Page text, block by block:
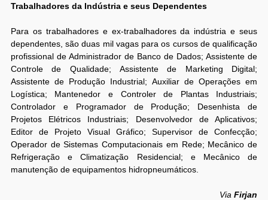
Trabalhadores da Indústria e seus Dependentes
Para os trabalhadores e ex-trabalhadores da indústria e seus
dependentes, são duas mil vagas para os cursos de qualificação
profissional de Administrador de Banco de Dados; Assistente de
Controle de Qualidade; Assistente de Marketing Digital;
Assistente de Produção Industrial; Auxiliar de Operações em
Logística; Mantenedor e Controler de Plantas Industriais;
Controlador e Programador de Produção; Desenhista de
Projetos Elétricos Industriais; Desenvolvedor de Aplicativos;
Editor de Projeto Visual Gráfico; Supervisor de Confecção;
Operador de Sistemas Computacionais em Rede; Mecânico de
Refrigeração e Climatização Residencial; e Mecânico de
manutenção de equipamentos hidropneumáticos.
ViaFirjan